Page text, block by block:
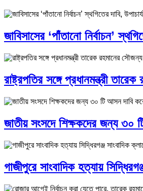
জাবিসাসের ‘পাঁতানো নির্বাচন’
রাষ্ট্রপতির সঙ্গে প্রধানমন্ত্রী
জাতীয় সংসদে শিক্ষকদের জন্য ৩০
গাজীপুরে সাংবাদিক হত্যায়